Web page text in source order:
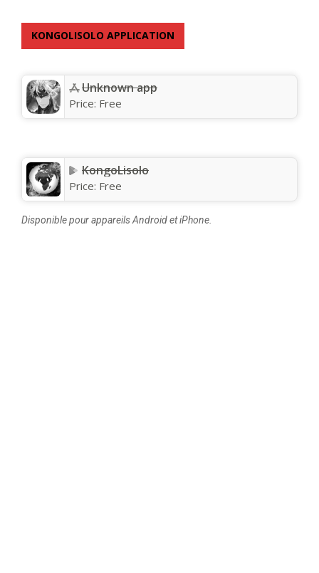
KONGOLISOLO APPLICATION
Unknown app
Price: Free
KongoLisolo
Price: Free
Disponible pour appareils Android et iPhone.